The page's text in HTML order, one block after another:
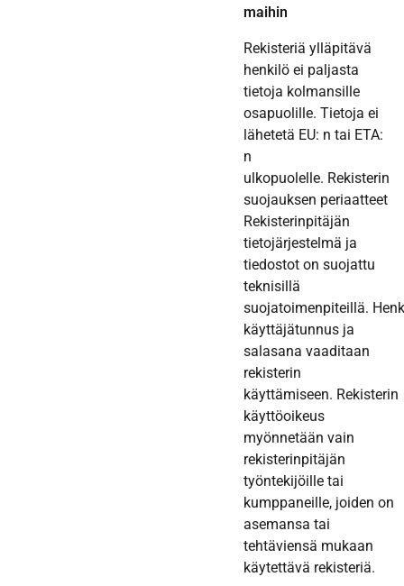
maihin
Rekisteriä ylläpitävä
henkilö ei paljasta
tietoja kolmansille
osapuolille. Tietoja ei
lähetetä EU: n tai ETA:
n
ulkopuolelle. Rekisterin
suojauksen periaatteet
Rekisterinpitäjän
tietojärjestelmä ja
tiedostot on suojattu
teknisillä
suojatoimenpiteillä.
käyttäjätunnus ja
salasana vaaditaan
rekisterin
käyttämiseen. Rekisterin
käyttöoikeus
myönnetään vain
rekisterinpitäjän
työntekijöille tai
kumppaneille, joiden on
asemansa tai
tehtäviensä mukaan
käytettävä rekisteriä.